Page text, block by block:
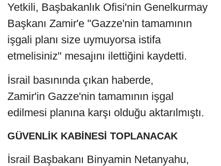
Yetkili, Başbakanlık Ofisi'nin Genelkurmay
Başkanı Zamir'e "Gazze'nin tamamının
işgali planı size uymuyorsa istifa
etmelisiniz" mesajını ilettiğini kaydetti.
İsrail basınında çıkan haberde,
Zamir'in Gazze'nin tamamının işgal
edilmesi planına karşı olduğu aktarılmıştı.
GÜVENLİK KABİNESİ TOPLANACAK
İsrail Başbakanı Binyamin Netanyahu,